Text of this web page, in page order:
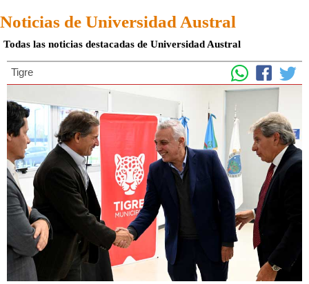
Noticias de Universidad Austral
Todas las noticias destacadas de Universidad Austral
Tigre